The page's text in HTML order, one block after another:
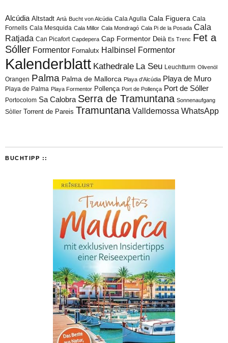
Alcúdia Altstadt Artà Bucht von Alcúdia Cala Agulla Cala Figuera Cala
Fornells Cala Mesquida Cala Millor Cala Mondragó Cala Pi de la Posada Cala
Ratjada Can Picafort Capdepera Cap Formentor Deià Es Trenc Fet a
Sóller Formentor Fornalutx Halbinsel Formentor
Kalenderblatt Kathedrale La Seu Leuchtturm Olivenöl
Orangen Palma Palma de Mallorca Playa d'Alcúdia Playa de Muro
Playa de Palma Playa Formentor Pollença Port de Pollença Port de Sóller
Portocolom Sa Calobra Serra de Tramuntana Sonnenaufgang
Sòller Torrent de Pareis Tramuntana Valldemossa WhatsApp
BUCHTIPP ::